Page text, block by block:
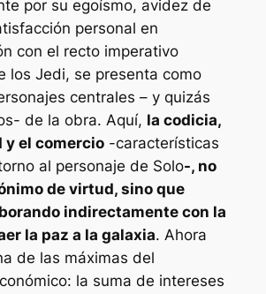
por su egoísmo, avidez de
personal en
con el recto imperativo
los Jedi, se presenta como
centrales – y quizás
de la obra. Aquí, la codicia,
y el comercio-características
al personaje de Solo-, no
de virtud, sino que
indirectamente con la
la paz a la galaxia. Ahora
de las máximas del
la suma de intereses